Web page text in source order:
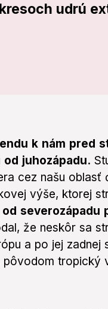
udrú
k nám pred
juhozápadu.
cez našu oblasť
výše, ktorej
že neskôr sa
a po jej
tropický